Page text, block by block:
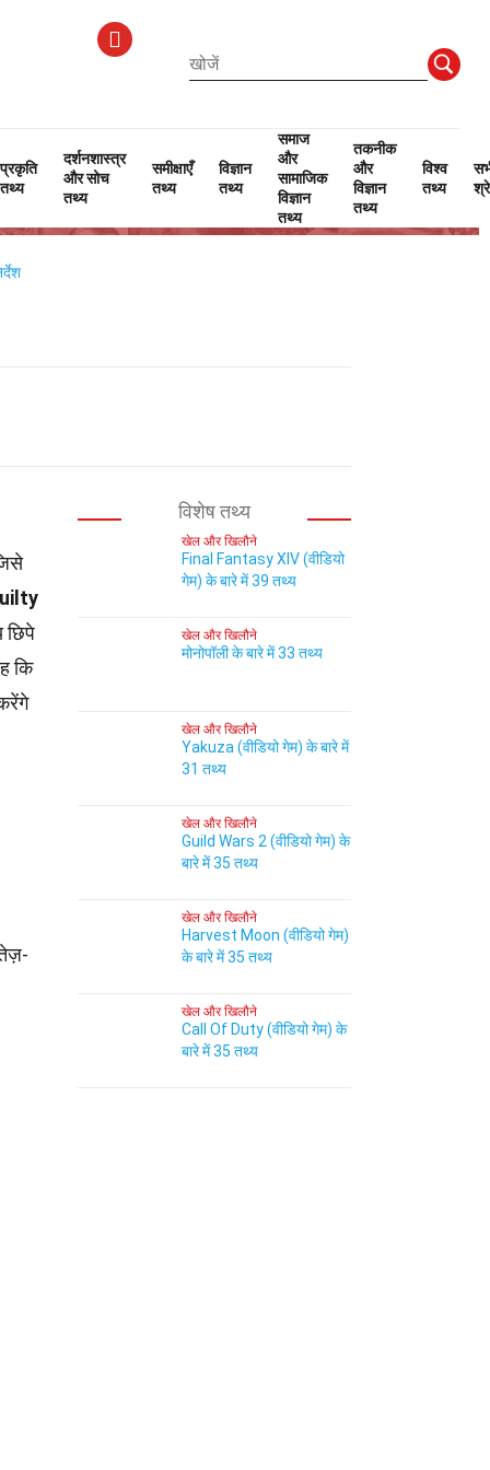
प्रकृति
तथ्य
दर्शनशास्त्र
और सोच
तथ्य
समीक्षाएँ
तथ्य
विज्ञान
तथ्य
समाज
और
सामाजिक
विज्ञान
तथ्य
तकनीक
और
विज्ञान
तथ्य
विश्व
तथ्य
छिपे
कि
विशेष तथ्य
खेल और खिलौने
Final Fantasy XIV (वीडियो
गेम) के बारे में 39 तथ्य
खेल और खिलौने
मोनोपॉली के बारे में 33 तथ्य
खेल और खिलौने
Yakuza (वीडियो गेम) के बारे में
31 तथ्य
खेल और खिलौने
Guild Wars 2 (वीडियो गेम) के
बारे में 35 तथ्य
खेल और खिलौने
Harvest Moon (वीडियो गेम)
के बारे में 35 तथ्य
खेल और खिलौने
Call Of Duty (वीडियो गेम) के
बारे में 35 तथ्य